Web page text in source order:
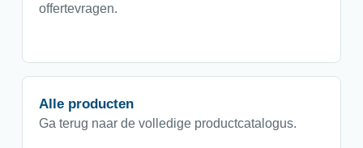
offertevragen.
Alle producten
Ga terug naar de volledige productcatalogus.